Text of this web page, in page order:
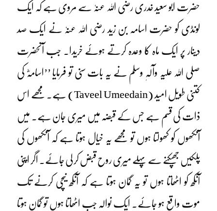
حضرت ابو سعید خدری رضی اللہ عنہٗ سے مروی ہے کہ ایک
لونڈی کو حضرت اسامہ بن زید رضی اللہ عنہٗ نے ایک صد
دینار پر ایک ماہ کا وعدہ کرتے ہوئے خریدا۔ جب آنحضرت
صلی اللہ علیہ وآلہٖ وسلم نے یہ بات سنی تو فرمایا ’’اسامہؓ کی
کتنی طویل امید (Taveel Umeedain) ہے۔ مجھے اس
ذات کی قسم ہے جس کے قبضہ میں میری جان ہے۔ میں
آنکھوں کو کھولتا ہوں تو مجھے یہ خیال ہوتا ہے کہ آنکھوں کی
پلکیں جھپکنے سے پہلے میری روح قبض کر لی جائے۔ اگر اپنی
آنکھ کو اٹھاتا ہوں تو یہ گمان ہوتا ہے کہ آنکھ نیچی کرنے تک
موت واقع ہو جائے۔ ایک نوالہ جب اٹھاتا ہوں تو گمان ہوتا